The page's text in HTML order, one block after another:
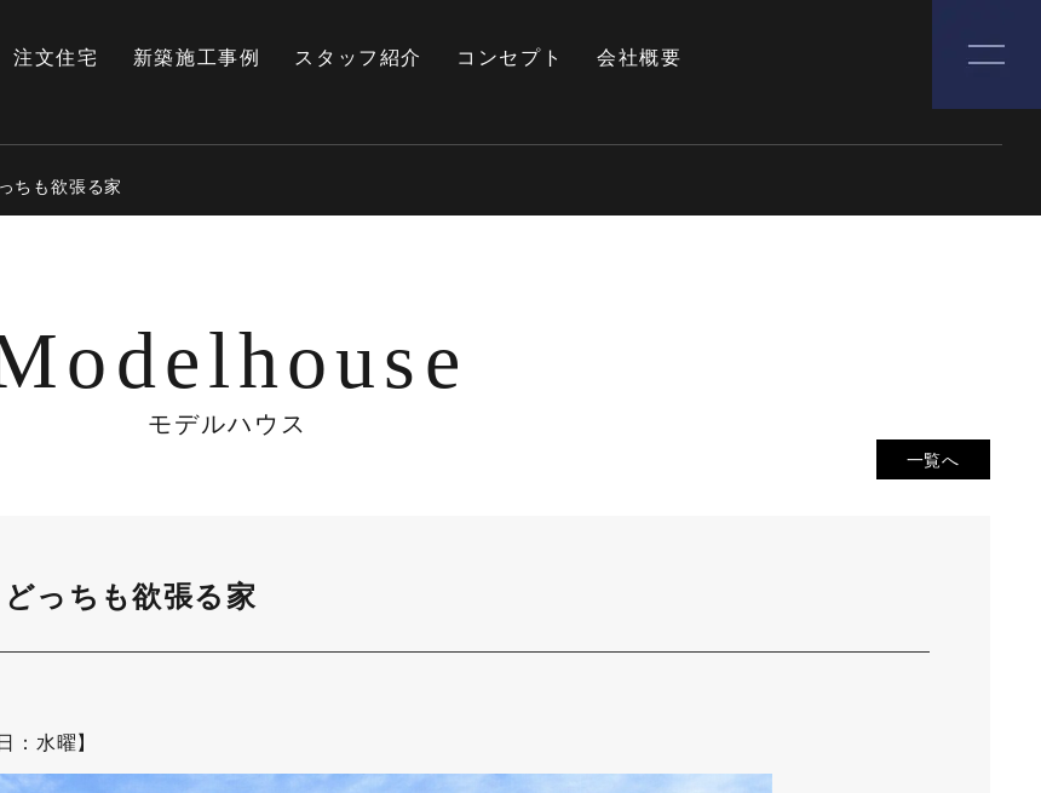
注文住宅 新築施工事例 スタッフ紹介 コンセプト 会社概要
モデルハウス
ちも欲張る家
一覧へ
っちも欲張る家
水曜】